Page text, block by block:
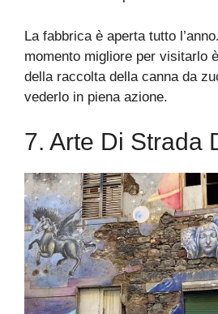
La fabbrica è aperta tutto
momento migliore per visitarlo
della raccolta della canna da
vederlo in piena azione.
7. Arte Di Strada